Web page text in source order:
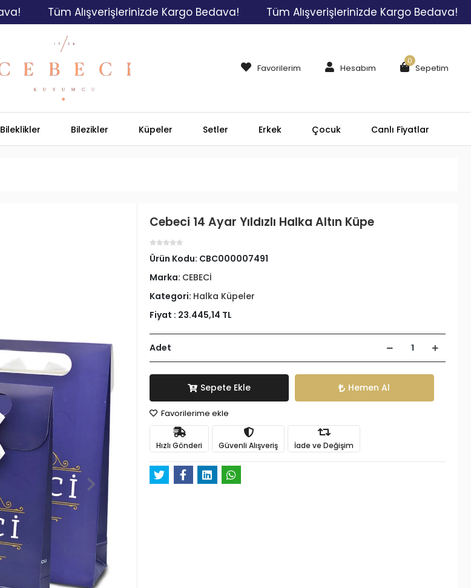
Tüm Alışverişlerinizde Kargo Bedava! Tüm Alışverişlerinizde Kargo Bedava!
Favorilerim Hesabım Sepetim
0
Bileklikler Bilezikler Küpeler Setler Erkek Çocuk Canlı Fiyatlar
Cebeci 14 Ayar Yıldızlı Halka Altın Küpe
Ürün Kodu: CBC000007491
Marka: CEBECİ
Kategori: Halka Küpeler
Fiyat : 23.445,14 TL
Adet
Sepete Ekle Hemen Al
Favorilerime ekle
Hızlı Gönderi Güvenli Alışveriş İade ve Değişim